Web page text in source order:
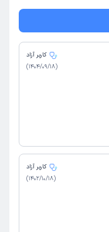
کاربر آزاد
(
1404/09/18
)
کاربر آزاد
(
1402/10/18
)